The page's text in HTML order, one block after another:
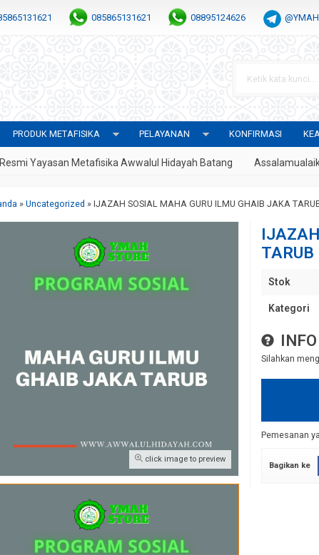
085865131621 08895124626
PRODUK METAFISIKA PELAYANAN KONFIRMASI
Yayasan Metafisika Awwalul Hidayah Batang Assalamualaikum
»Uncategorized »IJAZAH SOSIAL MAHA GURU ILMU GHAIB JAKA
click image to preview
TARUB
Stok
Kategori
Silahkan
Pemesanan
Bagikan ke